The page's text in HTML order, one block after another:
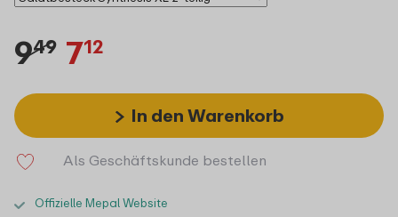
949 712
In den Warenkorb
Als Geschäftskunde bestellen
Offizielle Mepal Website